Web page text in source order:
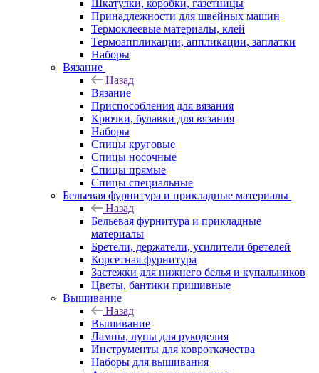
Шкатулки, коробки, газетницы
Принадлежности для швейных машин
Термоклеевые материалы, клей
Термоаппликации, аппликации, заплатки
Наборы
Вязание
Назад
Вязание
Приспособления для вязания
Крючки, булавки для вязания
Наборы
Спицы круговые
Спицы носочные
Спицы прямые
Спицы специальные
Бельевая фурнитура и прикладные материалы
Назад
Бельевая фурнитура и прикладные
материалы
Бретели, держатели, усилители бретелей
Корсетная фурнитура
Застежки для нижнего белья и купальников
Цветы, бантики пришивные
Вышивание
Назад
Вышивание
Лампы, лупы для рукоделия
Инструменты для ковроткачества
Наборы для вышивания